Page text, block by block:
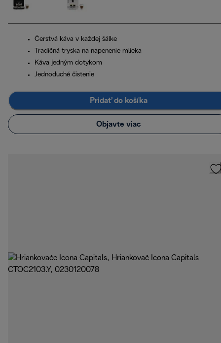
Čerstvá káva v každej šálke
Tradičná tryska na napenenie mlieka
Káva jedným dotykom
Jednoduché čistenie
Pridať do košíka
Objavte viac